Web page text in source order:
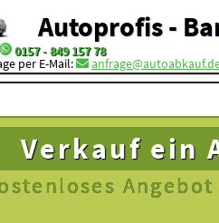
Autoprofis -
0157 - 849 157 78
per E-Mail:
Verkauf ein